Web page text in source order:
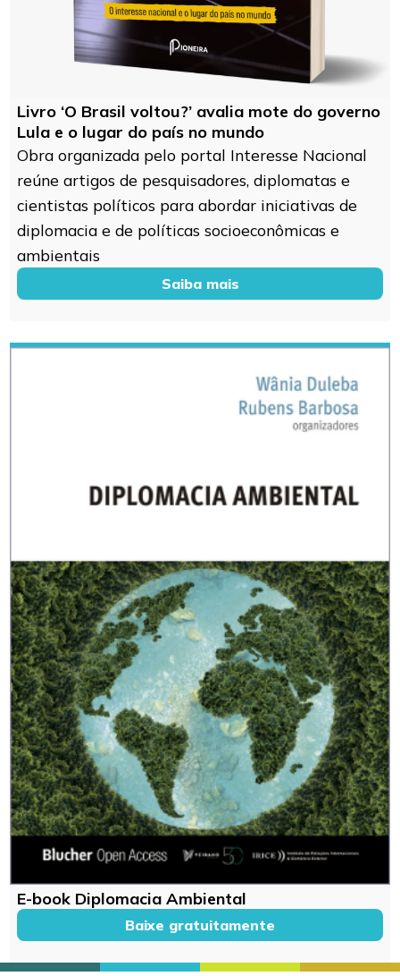
Livro ‘O Brasil voltou?’ avalia mote do governo
Lula e o lugar do país no mundo
Obra organizada pelo portal Interesse Nacional
reúne artigos de pesquisadores, diplomatas e
cientistas políticos para abordar iniciativas de
diplomacia e de políticas socioeconômicas e
ambientais
Saiba mais
E-book Diplomacia Ambiental
Baixe gratuitamente